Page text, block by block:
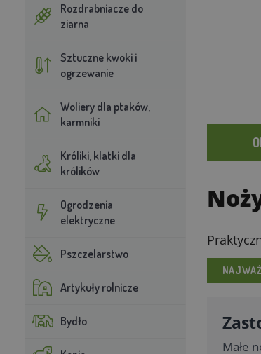
Rozdrabniacze do
ziarna
Sztuczne kwoki i
ogrzewanie
Woliery dla ptaków,
karmniki
Króliki, klatki dla
królików
Ogrodzenia
elektryczne
Pszczelarstwo
Artykuły rolnicze
Bydło
Małe